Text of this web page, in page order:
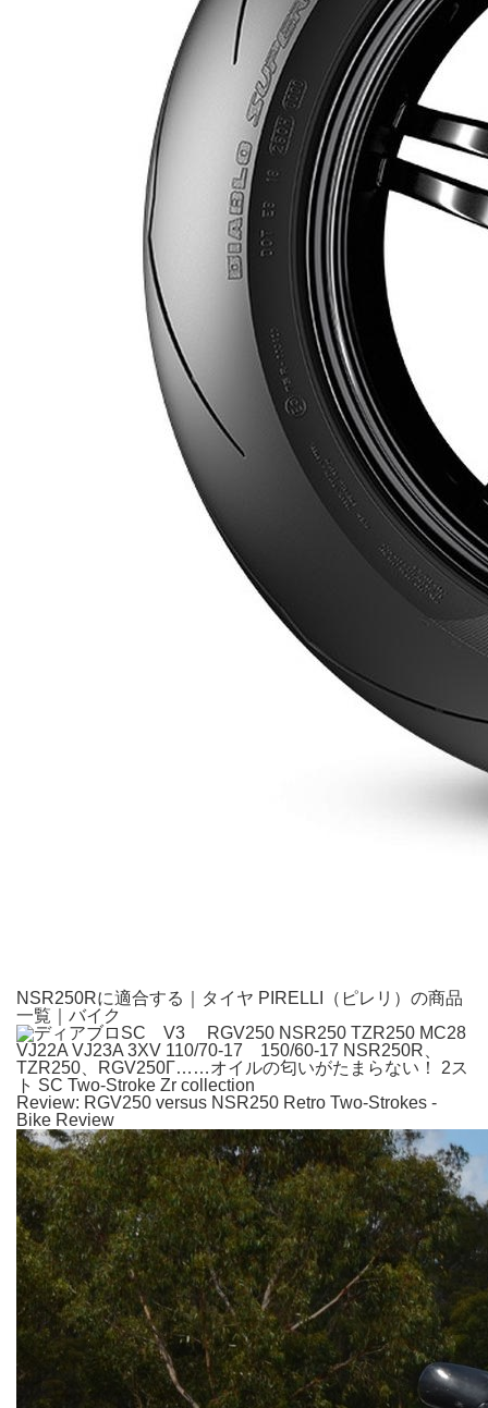
NSR250Rに適合する｜タイヤ PIRELLI（ピレリ）の商品
一覧｜バイク
Review: RGV250 versus NSR250 Retro Two-Strokes -
Bike Review